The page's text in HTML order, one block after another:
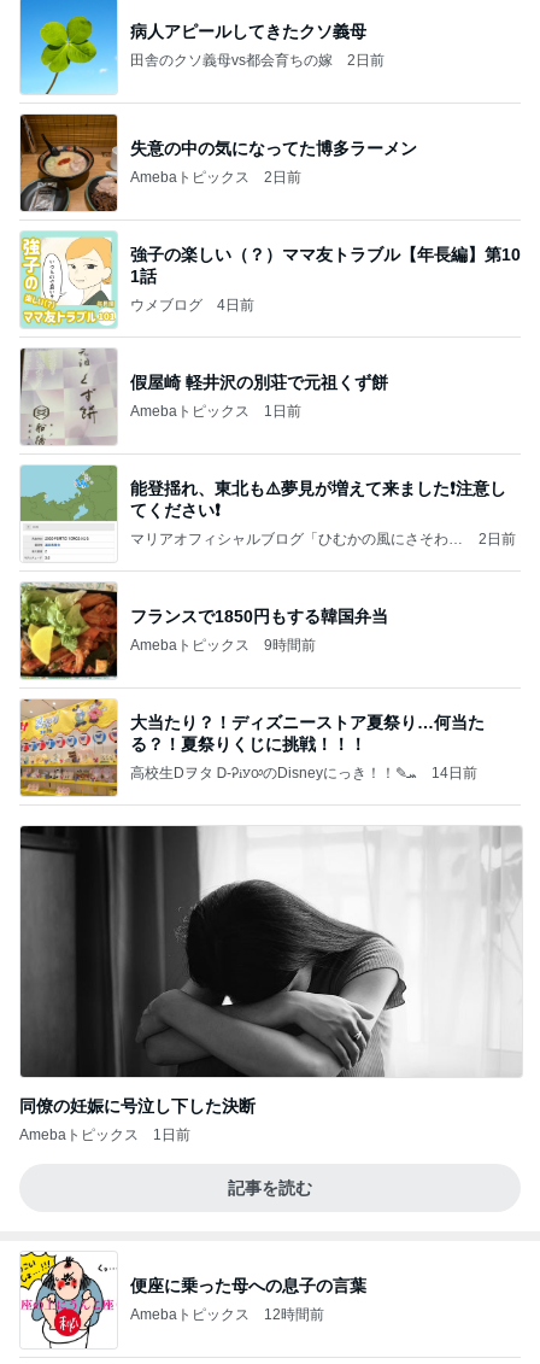
病人アピールしてきたクソ義母
田舎のクソ義母vs都会育ちの嫁 2日前
失意の中の気になってた博多ラーメン
Amebaトピックス 2日前
強子の楽しい（？）ママ友トラブル【年長編】第10
1話
ウメブログ 4日前
假屋崎 軽井沢の別荘で元祖くず餅
Amebaトピックス 1日前
能登揺れ、東北も⚠️夢見が増えて来ました❗️注意し
てください❗️
マリアオフィシャルブログ「ひむかの風にさそわれ
2日前
フランスで1850円もする韓国弁当
Amebaトピックス 9時間前
大当たり？！ディズニーストア夏祭り…何当た
る？！夏祭りくじに挑戦！！！
高校生Dヲタ Ꭰ-ᎮꭵꭹꭴのDisneyにっき！！✎ܚ 14日前
同僚の妊娠に号泣し下した決断
Amebaトピックス 1日前
記事を読む
便座に乗った母への息子の言葉
Amebaトピックス 12時間前